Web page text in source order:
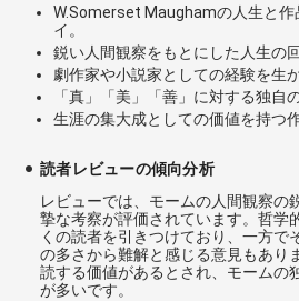
W.Somerset Maughamの人生と作
イ。
鋭い人間観察をもとにした人生の回
劇作家や小説家としての経験を生
「真」「美」「善」に対する独自
生涯の集大成としての価値を持つ作
読者レビューの傾向分析
レビューでは、モームの人間観察の
摯な考察が評価されています。哲学
くの読者を引きつけており、一方で
の多さから難解と感じる意見もあり
読する価値があるとされ、モームの
が多いです。